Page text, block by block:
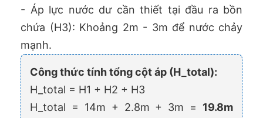
- Áp lực nước dư cần thiết tại đầu ra bồn
chứa (H3): Khoảng 2m - 3m để nước chảy
mạnh.
Công thức tính tổng cột áp (H_total):
H_total = H1 + H2 + H3
H_total = 14m + 2.8m + 3m = 19.8m